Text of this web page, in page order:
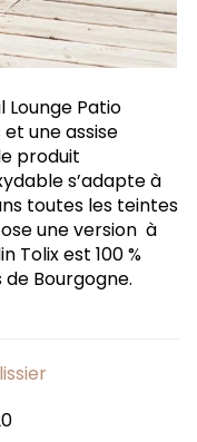
Patio
une assise
produit
s’adapte à
toutes les teintes
une version à
Tolix est 100 %
Bourgogne.